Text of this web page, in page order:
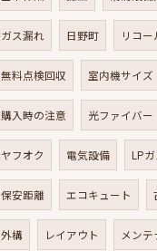
ガス漏れ 日野町 リコー
無料点検回収 室内機サイズ
購入時の注意 光ファイバー
ヤフオク 電気設備 LPガ
保安距離 エコキュート
外構 レイアウト メンテ